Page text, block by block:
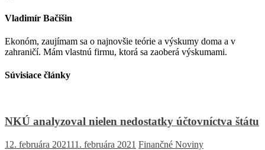
Vladimír Bačišin
Ekonóm, zaujímam sa o najnovšie teórie a výskumy doma a v
zahraničí. Mám vlastnú firmu, ktorá sa zaoberá výskumami.
Súvisiace články
NKÚ analyzoval nielen nedostatky účtovníctva štátu
12. februára 202111. februára 2021 Finančné Noviny